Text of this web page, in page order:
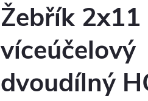
Žebřík 2x11
víceúčelový
dvoudílný